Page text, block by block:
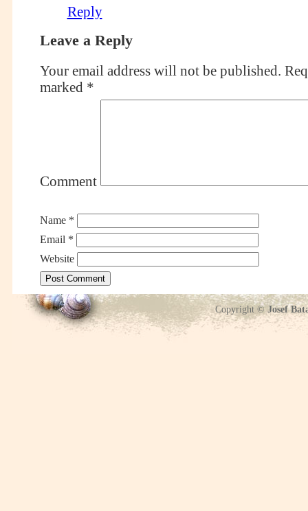
Reply
Leave a Reply
Your email address will not be published.
marked *
Comment
Name *
Email *
Website
Copyright ©Josef